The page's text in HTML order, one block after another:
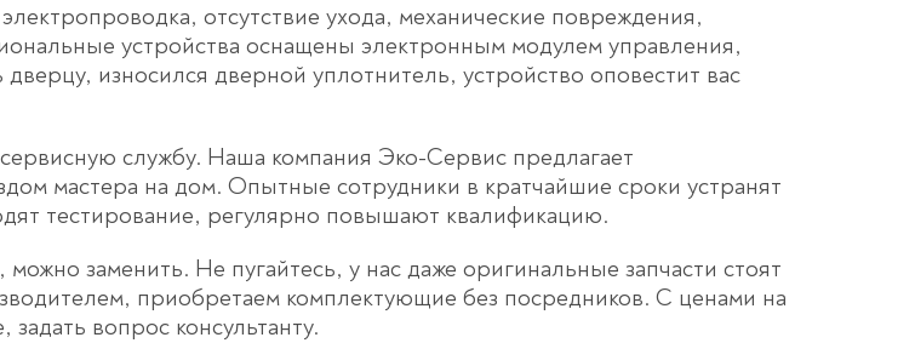
отсутствие ухода, механические повреждения,
устройства оснащены электронным модулем управления,
износился дверной уплотнитель, устройство оповестит вас
службу. Наша компания Эко-Сервис предлагает
мастера на дом. Опытные сотрудники в кратчайшие сроки устранят
тестирование, регулярно повышают квалификацию.
заменить. Не пугайтесь, у нас даже оригинальные запчасти стоят
приобретаем комплектующие без посредников. С ценами на
вопрос консультанту.